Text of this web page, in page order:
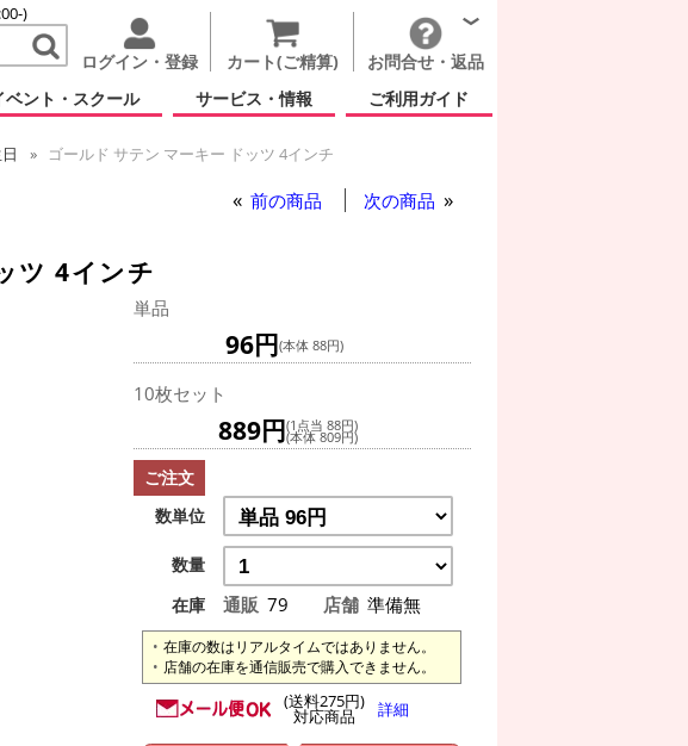
)
ログイン・登録 カート(ご精算)
お問合せ・返品
ベント・スクール サービス・情報 ご利用ガイド
ゴールド サテン マーキー ドッツ 4インチ
前の商品 次の商品
ツ 4インチ
単品
96円(本体 88円)
10枚セット
889円(1点当 88円)
(本体 809円)
ご注文
数単位
数量
在庫
通販 79 店舗 準備無
在庫の数はリアルタイムではありません。
店舗の在庫を通信販売で購入できません。
(送料275円)
対応商品 詳細